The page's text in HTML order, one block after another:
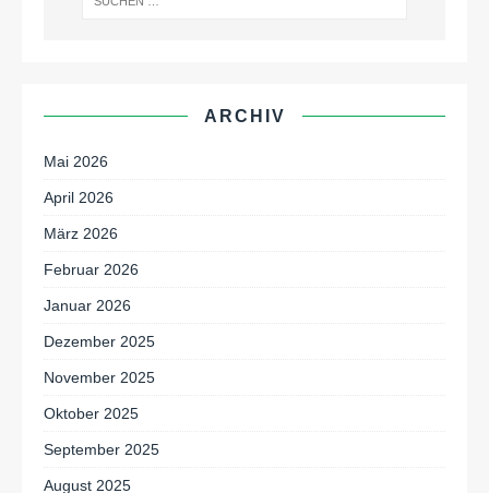
ARCHIV
Mai 2026
April 2026
März 2026
Februar 2026
Januar 2026
Dezember 2025
November 2025
Oktober 2025
September 2025
August 2025